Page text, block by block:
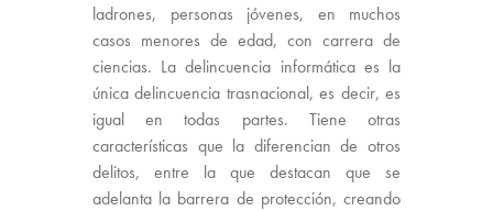
ladrones, personas jóvenes, en muchos
casos menores de edad, con carrera de
ciencias. La delincuencia informática es la
única delincuencia trasnacional, es decir, es
igual en todas partes. Tiene otras
características que la diferencian de otros
delitos, entre la que destacan que se
adelanta la barrera de protección, creando